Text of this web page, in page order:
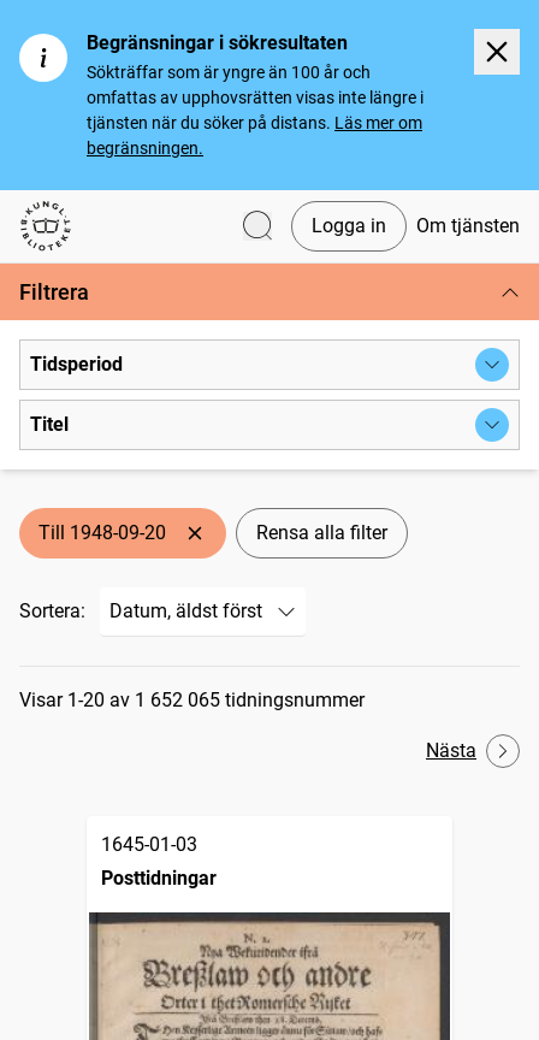
Begränsningar i sökresultaten
Sökträffar som är yngre än 100 år och
omfattas av upphovsrätten visas inte längre i
tjänsten när du söker på distans. Läs mer om
begränsningen.
Svenska tidningar
Logga in Om tjänsten
Filtrera
Tidsperiod
Titel
Till 1948-09-20 Rensa alla filter
Sortera:
Sökresultat
Visar 1-20 av 1 652 065 tidningsnummer
Nästa
1645-01-03
Posttidningar